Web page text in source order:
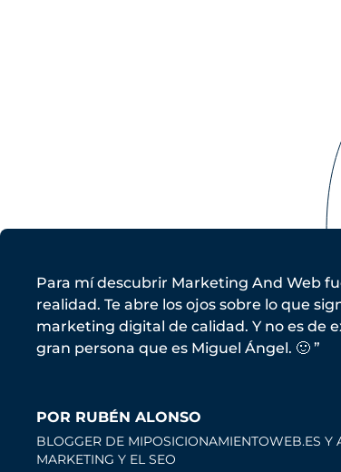
Para mí descubrir Marketing And Web
realidad. Te abre los ojos sobre lo que
marketing digital de calidad. Y no es de
gran persona que es Miguel Ángel. 🙂 ”
POR RUBÉN ALONSO
BLOGGER DE MIPOSICIONAMIENTOWEB.ES Y
MARKETING Y EL SEO